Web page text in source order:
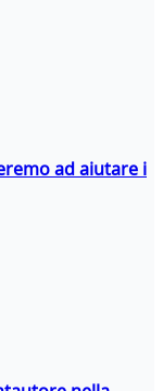
ad aiutare i